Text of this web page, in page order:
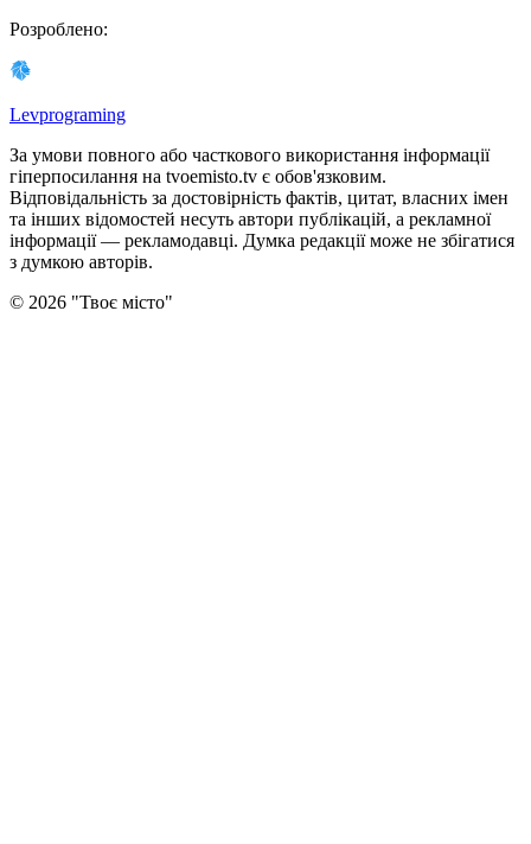
Розроблено:
Levprograming
За умови повного або часткового використання iнформацiї
гіперпосилання на tvoemisto.tv є обов'язковим.
Відповідальність за достовірність фактів, цитат, власних імен
та інших відомостей несуть автори публікацій, а рекламної
інформації — рекламодавці. Думка редакцiї може не збiгатися
з думкою авторiв.
© 2026 "Твоє місто"